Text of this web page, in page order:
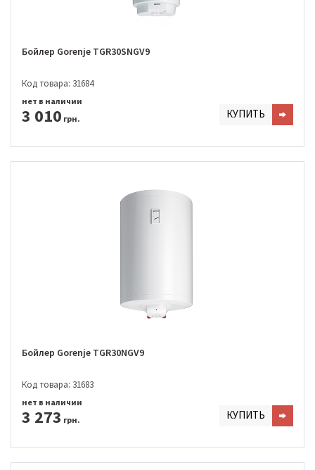
Бойлер Gorenje TGR30SNGV9
Код товара: 31684
3 010 грн.
нет в наличии
КУПИТЬ
Бойлер Gorenje TGR30NGV9
Код товара: 31683
3 273 грн.
нет в наличии
КУПИТЬ